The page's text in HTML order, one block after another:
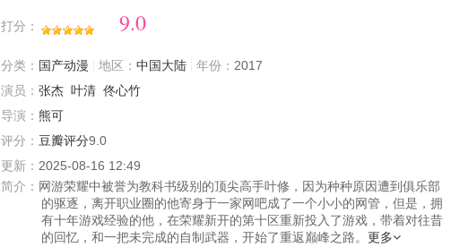
打分： 9.0
分类： 国产动漫 地区： 中国大陆 年份： 2017
演员： 张杰 叶清 佟心竹
导演： 熊可
评分： 豆瓣评分9.0
更新： 2025-08-16 12:49
简介： 网游荣耀中被誉为教科书级别的顶尖高手叶修，因为种种原因遭到俱乐部
的驱逐，离开职业圈的他寄身于一家网吧成了一个小小的网管，但是，拥
有十年游戏经验的他，在荣耀新开的第十区重新投入了游戏，带着对往昔
的回忆，和一把未完成的自制武器，开始了重返巅峰之路。 更多